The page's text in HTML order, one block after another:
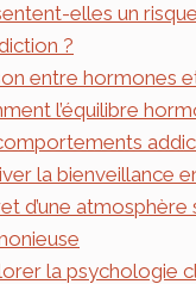
elles un
?
entre hormones
l’équilibre
la bienveillance
d’une atmosphère
la psychologie